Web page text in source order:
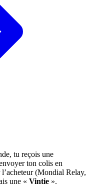
tu reçois une
ton colis en
(Mondial Relay,
une « Vintie ».